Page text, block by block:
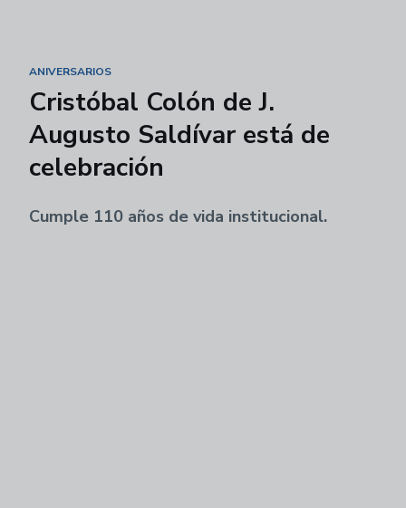
ANIVERSARIOS
Cristóbal Colón de J.
Augusto Saldívar está de
celebración
Cumple 110 años de vida institucional.